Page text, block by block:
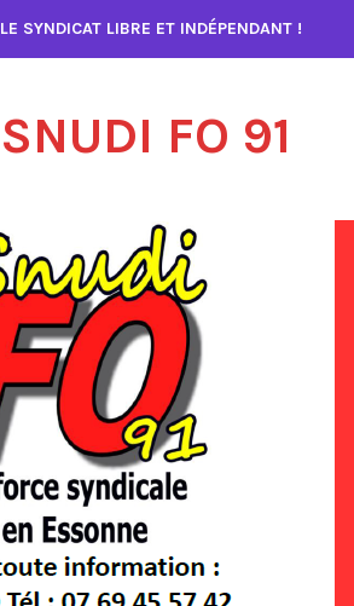
LE SYNDICAT LIBRE ET INDÉPENDANT !
SNUDI FO 91